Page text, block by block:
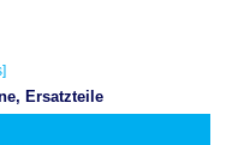
Ersatzteile